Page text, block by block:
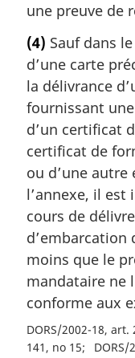
une preuve de
(4) Sauf dans
d’une carte
la délivrance
fournissant
d’un certificat
certificat de
ou d’une autre
l’annexe, il
cours de
d’embarcation
moins que le
mandataire ne
conforme aux
DORS/2002-18, art.
141, no 15
DORS/